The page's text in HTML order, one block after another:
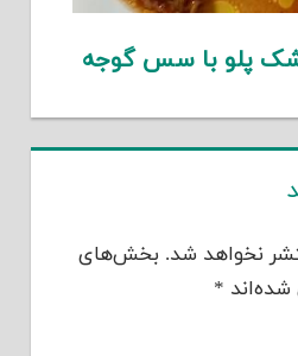
پلو با سس گوجه
نخواهد شد. بخش‌های
شده‌اند *